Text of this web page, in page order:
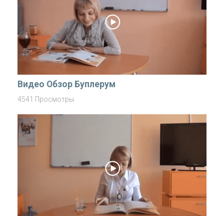
Видео Обзор Буплерум
4541 Просмотры